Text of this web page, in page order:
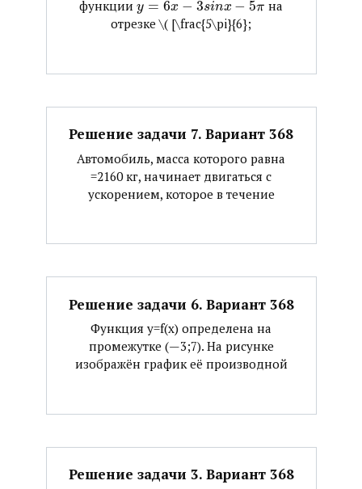
функции ​ y = 6x − 3sinx − 5π ​ на
отрезке ​\( [\frac{5\pi}{6};
Решение задачи 7. Вариант 368
Автомобиль, масса которого равна
=2160 кг, начинает двигаться с
ускорением, которое в течение
Решение задачи 6. Вариант 368
Функция y=f(x) определена на
промежутке (—3;7). На рисунке
изображён график её производной
Решение задачи 3. Вариант 368